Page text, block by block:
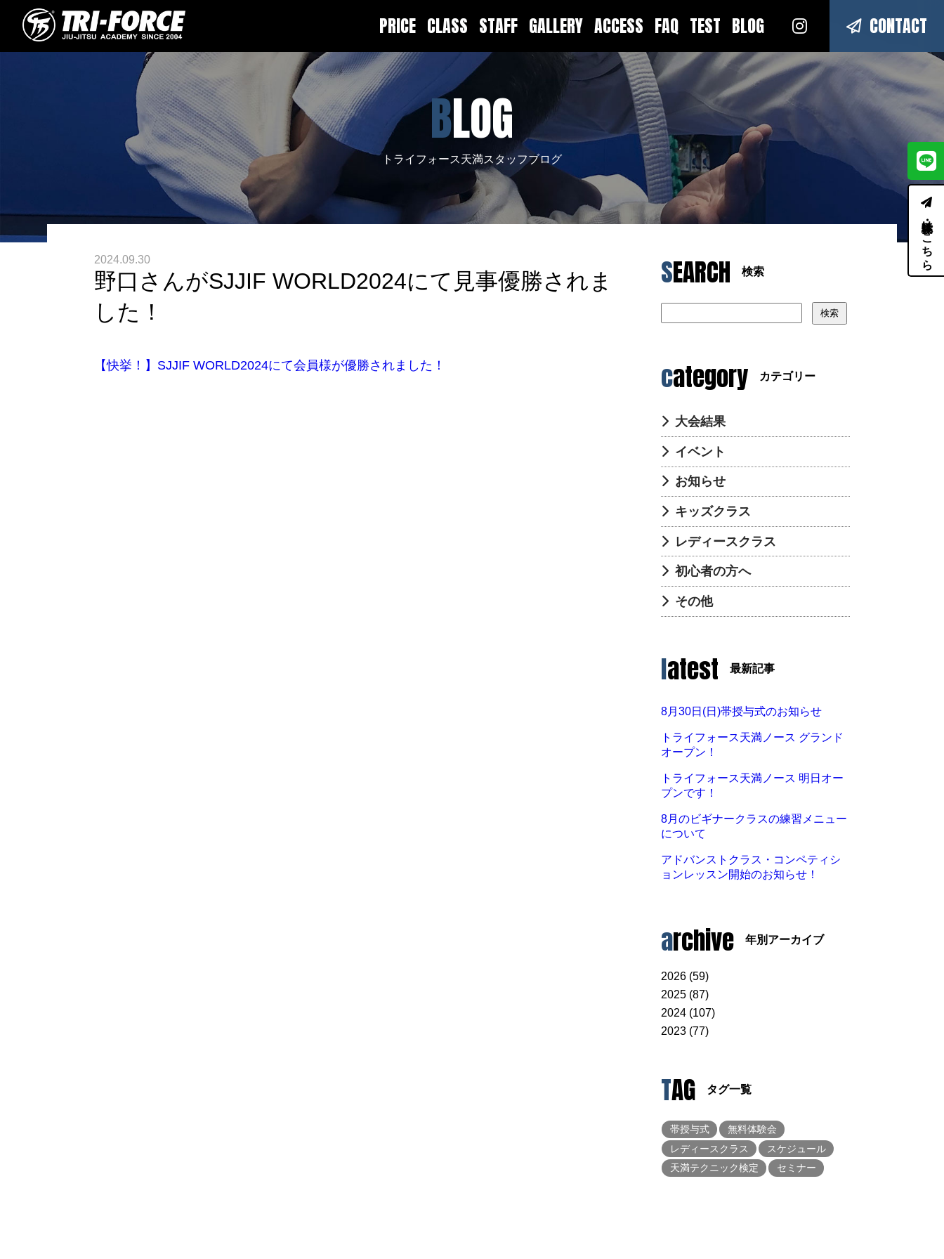
PRICE CLASS STAFF GALLERY ACCESS FAQ TEST BLOG CONTACT
BLOG
トライフォース天満スタッフブログ
2024.09.30
野口さんがSJJIF WORLD2024にて見事優勝されま
した！
【快挙！】SJJIF WORLD2024にて会員様が優勝されました！
SEARCH 検索
検索
category カテゴリー
大会結果
イベント
お知らせ
キッズクラス
レディースクラス
初心者の方へ
その他
latest 最新記事
8月30日(日)帯授与式のお知らせ
トライフォース天満ノース グランド
オープン！
トライフォース天満ノース 明日オー
プンです！
8月のビギナークラスの練習メニュー
について
アドバンストクラス・コンペティシ
ョンレッスン開始のお知らせ！
archive 年別アーカイブ
2026 (59)
2025 (87)
2024 (107)
2023 (77)
TAG タグ一覧
帯授与式
無料体験会
レディースクラス
スケジュール
天満テクニック検定
セミナー
体験・見学はこちら